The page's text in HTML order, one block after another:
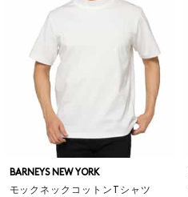
BARNEYS NEW YORK
モックネックコットンTシャツ